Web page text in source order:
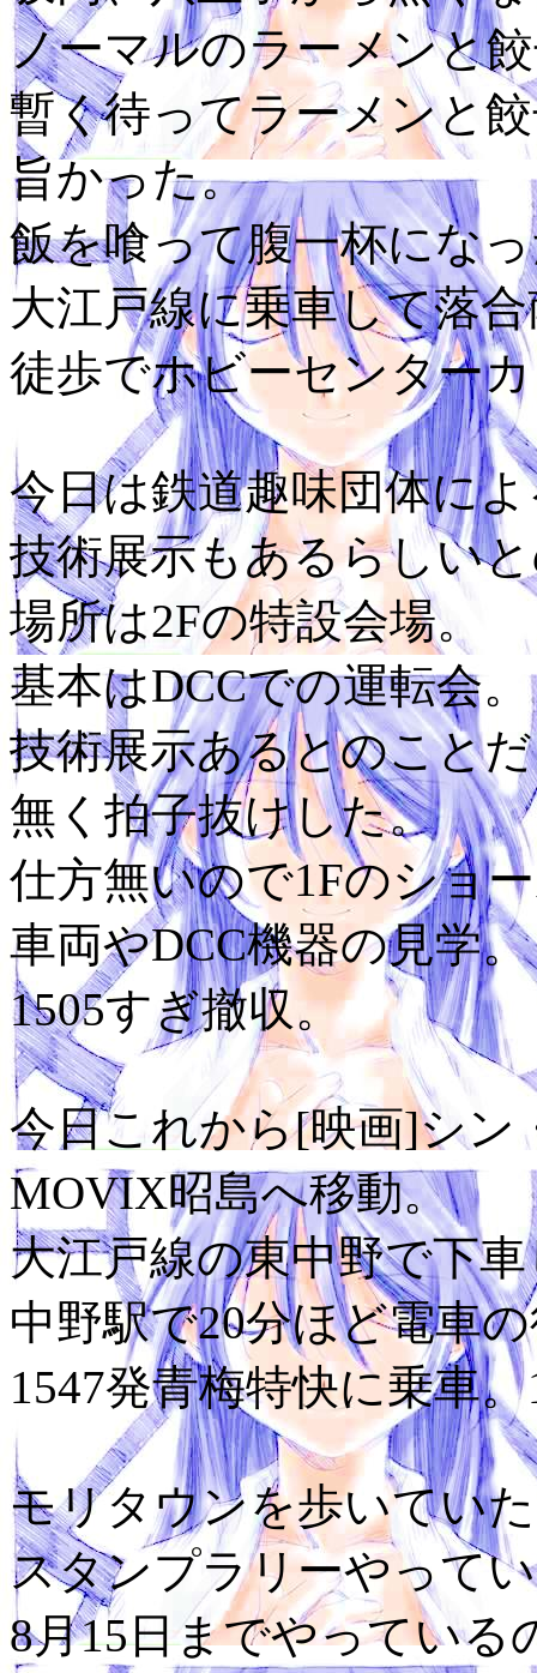
ノーマルのラーメンと
暫く待ってラーメンと
旨かった。
飯を喰って腹一杯にな
大江戸線に乗車して落
徒歩でホビーセンター
今日は鉄道趣味団体に
技術展示もあるらしい
場所は2Fの特設会場。
基本はDCCでの運転会。
技術展示あるとのこと
無く拍子抜けした。
仕方無いので1Fのショ
車両やDCC機器の見学。
1505すぎ撤収。
今日これから[映画]シン
MOVIX昭島へ移動。
大江戸線の東中野で下
中野駅で20分ほど電車
1547発青梅特快に乗車
モリタウンを歩いてい
スタンプラリーやって
8月15日までやってい